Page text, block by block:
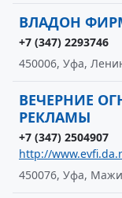
ВЛАДОН
+7 (347) 2293746
450006, Уфа,
ВЕЧЕРНИЕ
РЕКЛАМЫ
+7 (347) 2504907
http://
450076, Уфа,